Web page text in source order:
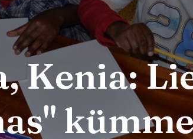
Kenia: